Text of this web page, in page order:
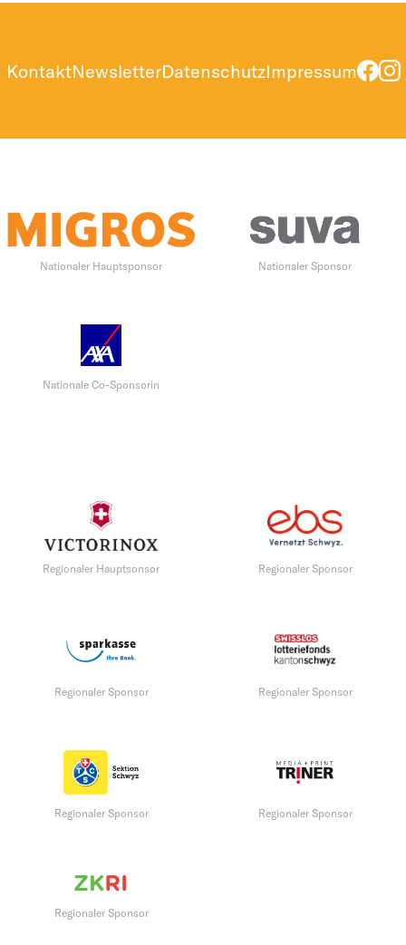
KontaktNewsletterDatenschutzImpressum
Nationaler Hauptsponsor Nationaler Sponsor
Nationale Co-Sponsorin
Regionaler Hauptsonsor Regionaler Sponsor
Regionaler Sponsor Regionaler Sponsor
Regionaler Sponsor Regionaler Sponsor
Regionaler Sponsor